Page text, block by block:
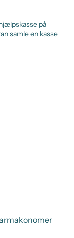
på
samle en kasse